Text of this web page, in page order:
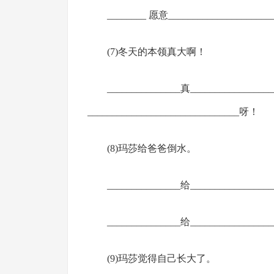
________ 愿意
(7)冬天的本领真大啊！
_______________真
_______________________________呀！
(8)玛莎给爸爸倒水。
_______________给
_______________给
(9)玛莎觉得自己长大了。